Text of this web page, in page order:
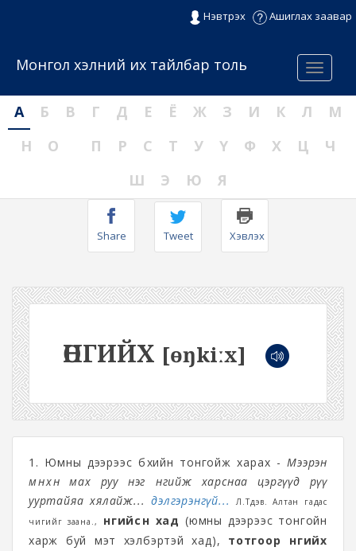
Нэвтрэх Ашиглах заавар
Menu
Монгол хэлний их тайлбар толь
А Б В Г Д Е Ё Ж З И К Л
М
Н
О П Р С Т У Ү Ф Х Ц
Ч
Ш
Э Ю Я
Share Tweet Хэвлэх
ӨНГИЙХ [ɵŋkiːx]
1. Юмны дээрээс бөхийн тонгойж харах - Мээрэн
мөнөөхөн мах руу нэг өнгийж харснаа цэргүүд рүү
ууртайяа хялайж...дэлгэрэнгүй...
Л.Түдэв. Алтан гадас
чигийг заана.,
өнгийсөн хад (юмны дээрээс тонгойн
харж буй мэт хэлбэртэй хад), тотгоор өнгийх